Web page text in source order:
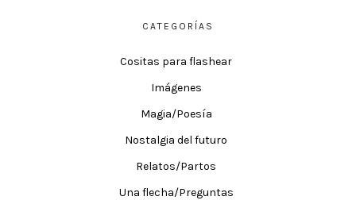
CATEGORÍAS
Cositas para flashear
Imágenes
Magia/Poesía
Nostalgia del futuro
Relatos/Partos
Una flecha/Preguntas